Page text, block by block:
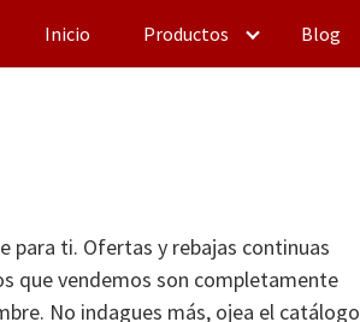
Inicio Productos Blog
para ti. Ofertas y rebajas continuas
que vendemos son completamente
No indagues más, ojea el catálogo